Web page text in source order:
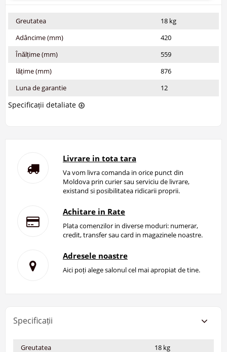
Greutatea
18 kg
Adâncime (mm)
420
Înălțime (mm)
559
lățime (mm)
876
Luna de garantie
12
Specificații detaliate
Livrare in tota tara
Va vom livra comanda in orice punct din
Moldova prin curier sau serviciu de livrare,
existand si posibilitatea ridicarii proprii.
Achitare in Rate
Plata comenzilor in diverse moduri: numerar,
credit, transfer sau card in magazinele noastre.
Adresele noastre
Aici poți alege salonul cel mai apropiat de tine.
Specificații
Greutatea
18 kg